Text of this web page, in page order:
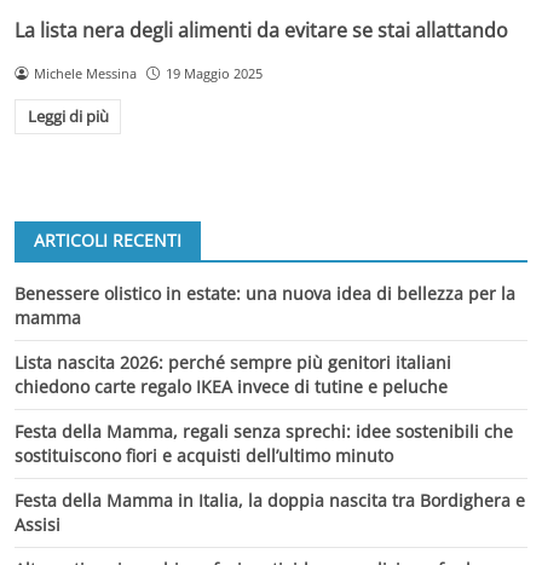
La lista nera degli alimenti da evitare se stai allattando
Michele Messina 19 Maggio 2025
Leggi di più
ARTICOLI RECENTI
Benessere olistico in estate: una nuova idea di bellezza per la
mamma
Lista nascita 2026: perché sempre più genitori italiani
chiedono carte regalo IKEA invece di tutine e peluche
Festa della Mamma, regali senza sprechi: idee sostenibili che
sostituiscono fiori e acquisti dell’ultimo minuto
Festa della Mamma in Italia, la doppia nascita tra Bordighera e
Assisi